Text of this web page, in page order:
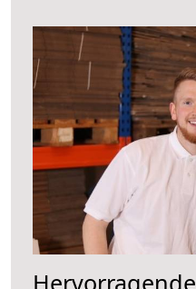
Hervorragende